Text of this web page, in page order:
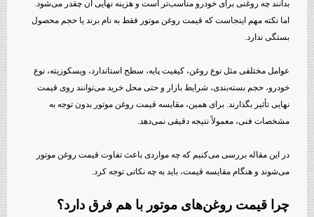
بدانند چه روغنی برای خودرو مناسب‌تر است و هزینه نهایی آن چقدر می‌شود.
اما نکته مهم اینجاست که قیمت روغن موتور فقط به نام برند یا حجم محصول
بستگی ندارد.
عوامل مختلفی مثل نوع روغن، کیفیت پایه، سطح استاندارد، ویسکوزیته، نوع
خودرو، حجم بسته‌بندی، شرایط بازار و حتی محل خرید می‌توانند روی قیمت
نهایی تأثیر بگذارند. برای همین، مقایسه قیمت روغن موتور بدون توجه به
مشخصات فنی، معمولاً نتیجه دقیقی نمی‌دهد.
در این مقاله بررسی می‌کنیم که چه مواردی باعث تفاوت قیمت روغن موتور
می‌شوند و هنگام مقایسه قیمت، باید به چه نکاتی توجه کرد.
چرا قیمت روغن‌های موتور با هم فرق دارد؟